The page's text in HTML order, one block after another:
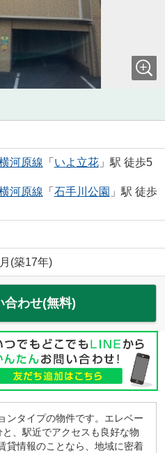
河原線 「 いよ立花」駅 徒歩5
河原線 「 石手川公園 」駅 徒歩
(築17年)
合わせ(無料)
ンタイプの物件です。エレベー
、駅近でアクセスも良好な物
貸情報のことなら、地域に密着